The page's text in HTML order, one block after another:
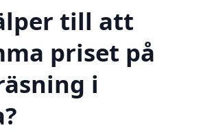
till att
priset på
i